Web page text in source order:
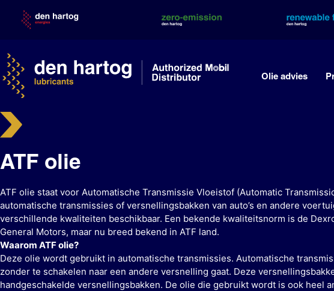
content
Olie advies
ATF olie
ATF olie staat voor Automatische Transmissie Vloeistof (Automatic
automatische transmissies of versnellingsbakken van auto’s en andere
verschillende kwaliteiten beschikbaar. Een bekende kwaliteitsnorm is de
General Motors, maar nu breed bekend in ATF land.
Waarom ATF olie?
Deze olie wordt gebruikt in automatische transmissies. Automatische
zonder te schakelen naar een andere versnelling gaat. Deze
handgeschakelde versnellingsbakken. De olie die gebruikt wordt is ook heel